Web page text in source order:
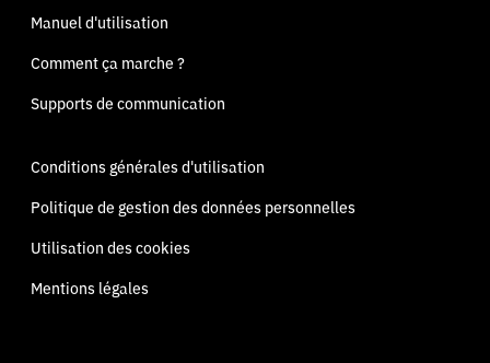
Manuel d'utilisation
Comment ça marche ?
Supports de communication
Conditions générales d'utilisation
Politique de gestion des données personnelles
Utilisation des cookies
Mentions légales